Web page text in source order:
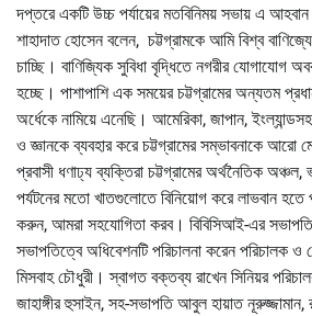
দপ্তরে একটি উচ্চ পর্যায়ের মতবিনিময় সভায় এ
শাহাদাত হোসেন বলেন, চট্টগ্রামকে আমি বিশ্ব
চাচ্ছি। বাণিজ্যিক সুবিধা বৃদ্ধিতে নগরীর যোগাযোগ
হচ্ছে। পাশাপাশি এক সময়ের চট্টগ্রামের অন্যতম
অর্ধেকে নামিয়ে এনেছি। আমেরিকা, জাপান,
ও জ্ঞানকে ব্যবহার করে চট্টগ্রামের সম্ভাবনাকে আরো
প্রবাসী ধণাঢ্য ব্যক্তিরা চট্টগ্রামের অর্থনৈতিক অঞ্চল,
পর্যটনের মতো খাতগুলোতে বিনিয়োগ করে লাভবান হতে
করুন, আমরা সহযোগিতা করব। বিবিসিআই-এর
সভাপতিত্বে অধিবেশনটি পরিচালনা করেন পরিচালক ও
মিসবাহ চৌধুরী। স্বাগত বক্তব্য রাখেন সিনিয়র
জাহাঙ্গীর হুসাইন, সহ-সভাপতি আবুল হায়াত